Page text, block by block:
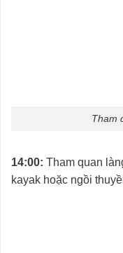
Tham
14:00: Tham quan
kayak hoặc ngồi